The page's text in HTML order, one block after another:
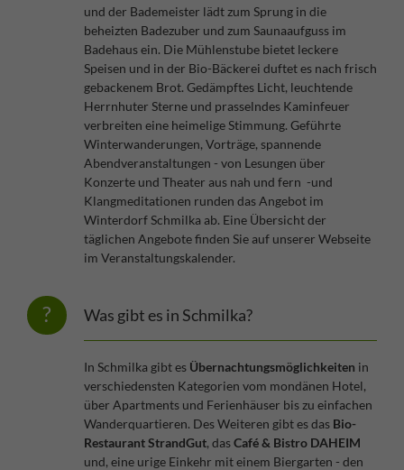
und der Bademeister lädt zum Sprung in die
beheizten Badezuber und zum Saunaaufguss im
Badehaus ein. Die Mühlenstube bietet leckere
Speisen und in der Bio-Bäckerei duftet es nach frisch
gebackenem Brot. Gedämpftes Licht, leuchtende
Herrnhuter Sterne und prasselndes Kaminfeuer
verbreiten eine heimelige Stimmung. Geführte
Winterwanderungen, Vorträge, spannende
Abendveranstaltungen - von Lesungen über
Konzerte und Theater aus nah und fern -und
Klangmeditationen runden das Angebot im
Winterdorf Schmilka ab. Eine Übersicht der
täglichen Angebote finden Sie auf unserer Webseite
im Veranstaltungskalender.
Was gibt es in Schmilka?
In Schmilka gibt es Übernachtungsmöglichkeiten in
verschiedensten Kategorien vom mondänen Hotel,
über Apartments und Ferienhäuser bis zu einfachen
Wanderquartieren. Des Weiteren gibt es das Bio-
Restaurant StrandGut, dasCafé & Bistro DAHEIM
und, eine urige Einkehr mit einem Biergarten - den